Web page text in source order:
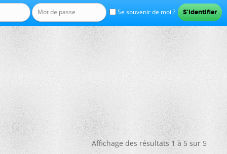
Se souvenir de moi ?
Affichage des résultats 1 à 5 sur 5